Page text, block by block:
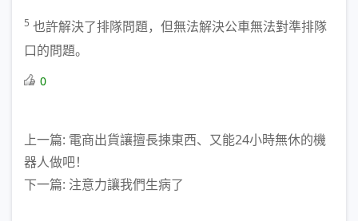
5 也許解決了排隊問題，但無法解決公車無法對準排隊
口的問題。
0
上一篇: 電商出貨讓擅長揀東西、又能24小時無休的機
器人做吧！
下一篇: 注意力讓我們生病了